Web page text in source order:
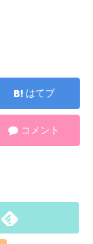
はてブ
コメント